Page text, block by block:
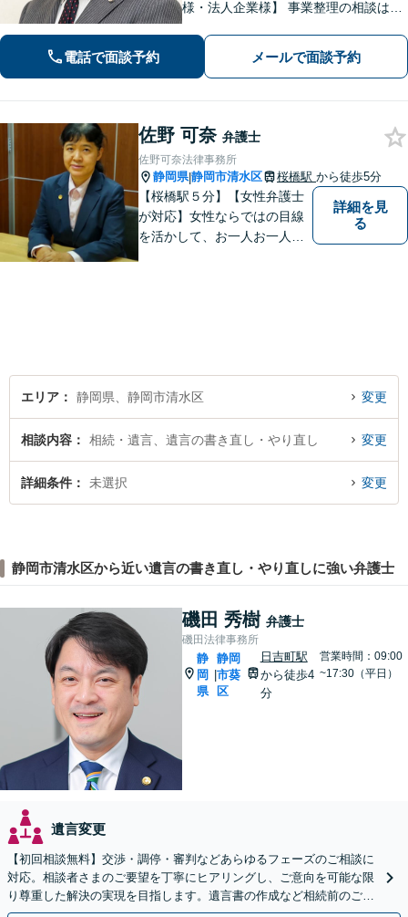
様・法人企業様】 事業整理の相談はお
不倫慰謝料・交通事故・借金・刑事事
件・賃貸トラブルなど身近な法律問題
電話で面談予約 メールで面談予約
佐野 可奈 弁護士
佐野可奈法律事務所
静岡県|静岡市清水区 桜橋駅 から徒歩5分
【桜橋駅５分】【女性弁護士
が対応】女性ならではの目線
を活かして、お一人お一人の
詳細を見
る
エリア 静岡県、静岡市清水区 変更
相談内容 相続・遺言、遺言の書き直し・やり直し 変更
詳細条件 未選択 変更
静岡市清水区から近い遺言の書き直し・やり直しに強い弁護士
磯田 秀樹 弁護士
磯田法律事務所
静
岡
県
静岡
市葵
区
日吉町駅
から徒歩4
分
営業時間：09:00
~17:30（平日）
遺言変更
【初回相談無料】交渉・調停・審判などあらゆるフェーズのご相談に
対応。相談者さまのご要望を丁寧にヒアリングし、ご意向を可能な限
り尊重した解決の実現を目指します。遺言書の作成など相続前のご相
談もお任せください【完全個室で対応】